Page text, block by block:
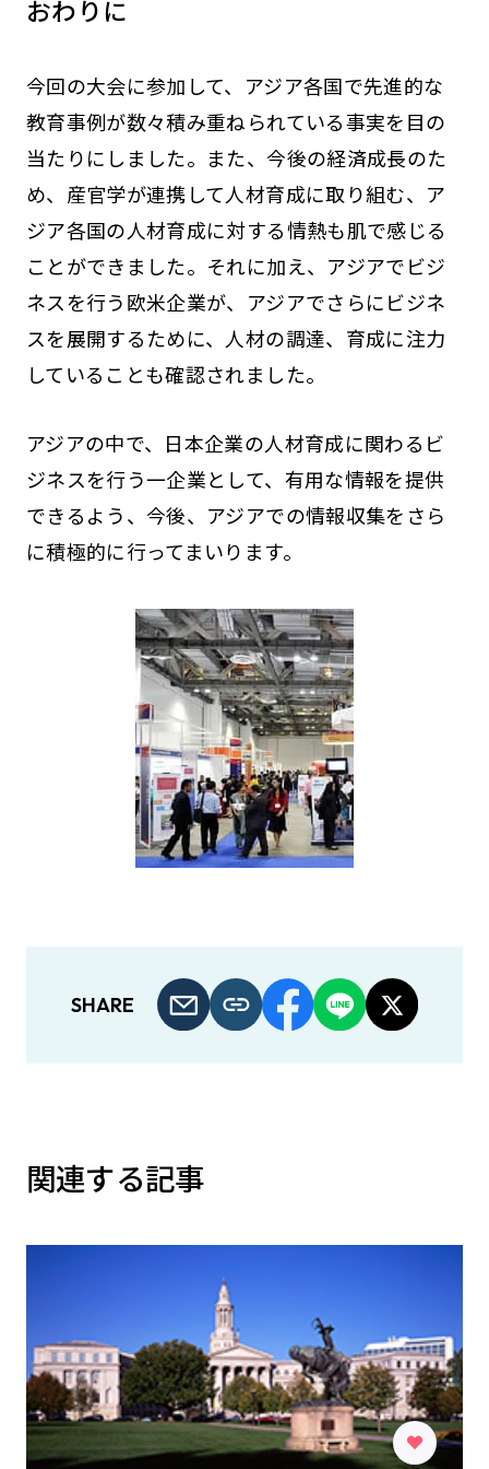
おわりに
今回の大会に参加して、アジア各国で先進的な
教育事例が数々積み重ねられている事実を目の
当たりにしました。また、今後の経済成長のた
め、産官学が連携して人材育成に取り組む、ア
ジア各国の人材育成に対する情熱も肌で感じる
ことができました。それに加え、アジアでビジ
ネスを行う欧米企業が、アジアでさらにビジネ
スを展開するために、人材の調達、育成に注力
していることも確認されました。
アジアの中で、日本企業の人材育成に関わるビ
ジネスを行う一企業として、有用な情報を提供
できるよう、今後、アジアでの情報収集をさら
に積極的に行ってまいります。
SHARE
関連する記事